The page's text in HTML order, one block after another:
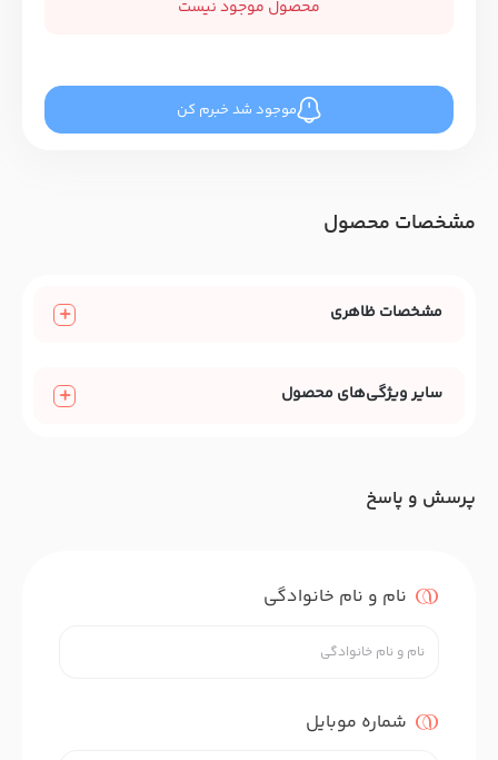
محصول موجود نیست
موجود شد خبرم کن
مشخصات محصول
مشخصات ظاهری
سایر ویژگی‌های محصول
پرسش و پاسخ
نام و نام خانوادگی
شماره موبایل